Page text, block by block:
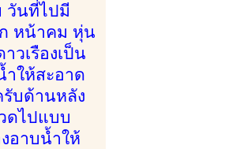
วันที่ไปมี
หน้าคม หุ่น
เรืองเป็น
ให้สะอาด
บด้านหลัง
ดไปแบบ
อาบน้ำให้